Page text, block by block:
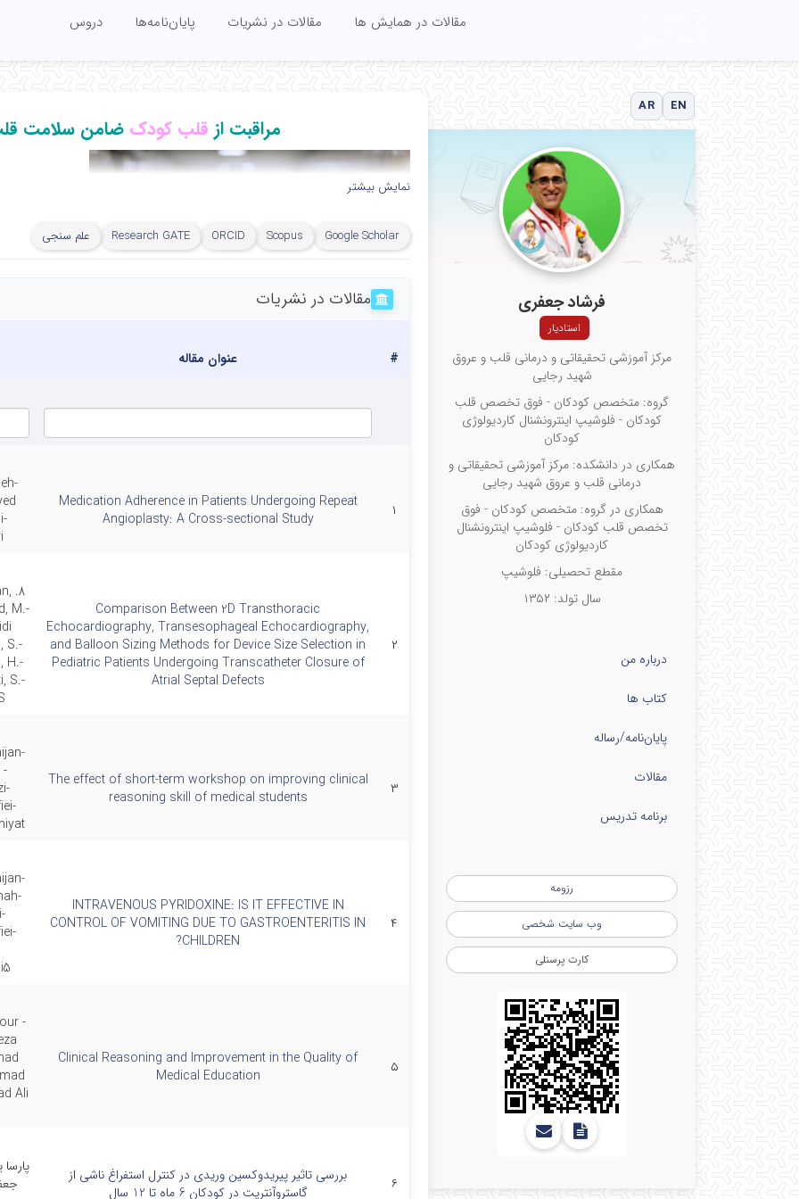
مقالات در همایش ها مقالات در نشریات پایان‌نامه‌ها دروس
EN
AR
فرشاد جعفری
استادیار
مرکز آموزشی تحقیقاتی و درمانی قلب و عروق
شهید رجایی
گروه: متخصص کودکان - فوق تخصص قلب
کودکان - فلوشیپ اینترونشنال کاردیولوژی
کودکان
همکاری در دانشکده: مرکز آموزشی تحقیقاتی و
درمانی قلب و عروق شهید رجایی
همکاری در گروه: متخصص کودکان - فوق
تخصص قلب کودکان - فلوشیپ اینترونشنال
کاردیولوژی کودکان
مقطع تحصیلی: فلوشیپ
سال تولد: ۱۳۵۲
درباره من
کتاب ها
پایان‌نامه‌/رساله
مقالات
برنامه تدریس
رزومه
وب سایت شخصی
کارت پرسنلی
مراقبت از قلب کودک ضامن سلامت
باعث کاهش خطر بیماریهای قلبی عروقی در بزرگسالی
قلبی کودکان با استفاده از آنژیوگرافی و بدون عمل
بخش آنژیوگرافی بیمارستان قلب شهید رجایی که بزرگترین
کودکان است توسط اینجانب انجام می گردد. امیدوارم با
قلبی سالم برای فرزندتان و دلی شاد برای شما
روزهای انجام آنژیوگرافی : یکشنبه و دوشنبه
نمایش بیشتر
Google Scholar
Scopus
ORCID
Research GATE علم سنجی
مقالات در نشریات
# عنوان مقاله
۱
Medication Adherence in Patients Undergoing Repeat
Angioplasty: A Cross-sectional Study
۲
Comparison Between 2D Transthoracic
Echocardiography, Transesophageal Echocardiography,
and Balloon Sizing Methods for Device Size Selection in
Pediatric Patients Undergoing Transcatheter Closure of
Atrial Septal Defects
M.-
S.-
H.-
S.-
۳
The effect of short-term workshop on improving clinical
reasoning skill of medical students
۴
INTRAVENOUS PYRIDOXINE: IS IT EFFECTIVE IN
CONTROL OF VOMITING DUE TO GASTROENTERITIS IN
CHILDREN?
۵
Clinical Reasoning and Improvement in the Quality of
Medical Education
-
Ali
۶
بررسی تاثیر پیریدوکسین وریدی در کنترل استفراغ ناشی از
گاستروآنتریت در کودکان 6 ماه تا 12 سال